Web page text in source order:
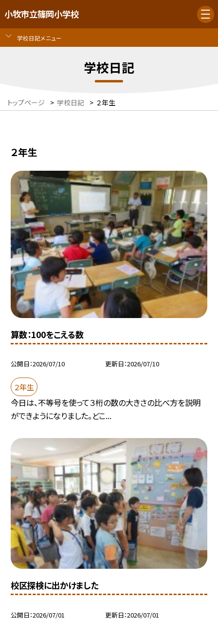
小牧市立篠岡小学校
学校日記メニュー
学校日記
トップページ > 学校日記 > ２年生
２年生
算数：100をこえる数
公開日 2026/07/10 更新日 2026/07/10
２年生
今日は、不等号を使って３桁の数の大きさの比べ方を説明
ができようになりました。どこ...
校区探検に出かけました
公開日 2026/07/01 更新日 2026/07/01